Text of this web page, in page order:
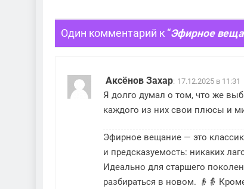
Один комментарий к “Эфирное
Аксёнов Захар: 17.12.2025 в 11:31
Я долго думал о том, что же
каждого из них свои плюсы и
Эфирное вещание — это
и предсказуемость: никаких
Идеально для старшего
разбираться в новом. 👴👵